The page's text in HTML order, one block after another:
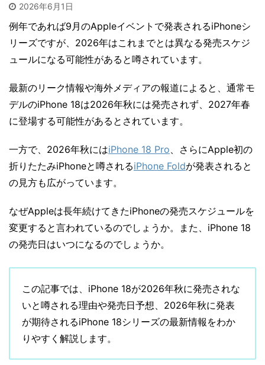
2026年6月1日
例年であれば9月のAppleイベントで発表されるiPhoneシ
リーズですが、2026年はこれまでとは異なる発売スケジ
ュールになる可能性があると噂されています。
最新のリーク情報や海外メディアの報道によると、通常モ
デルのiPhone 18は2026年秋には発売されず、2027年春
に登場する可能性があるとされています。
一方で、2026年秋にはiPhone 18 Pro 、さらにApple初の
折りたたみiPhoneと噂されるiPhone Foldが発表されると
の見方も広がっています。
なぜAppleは長年続けてきたiPhoneの発売スケジュールを
変更すると言われているのでしょうか。また、iPhone 18
の発売日はいつになるのでしょうか。
この記事では、iPhone 18が2026年秋に発売されな
いと噂される理由や発売日予想、2026年秋に発表
が期待されるiPhone 18シリーズの最新情報をわか
りやすく解説します。